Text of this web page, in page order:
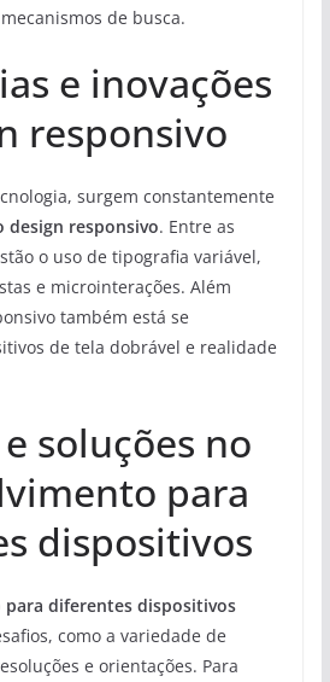
de busca.
e inovações
responsivo
surgem constantemente
design responsivo. Entre as
o uso de tipografia variável,
e microinterações. Além
também está se
de tela dobrável e realidade
soluções no
para
dispositivos
para diferentes dispositivos
como a variedade de
e orientações. Para